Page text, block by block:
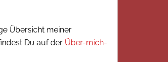
Übersicht meiner
Du auf der Über-mich-